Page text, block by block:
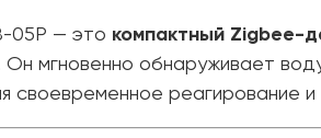
05P — это компактный Zigbee-
Он мгновенно обнаруживает
своевременное реагирование